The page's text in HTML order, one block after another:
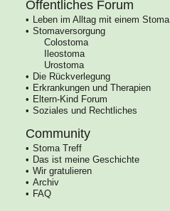
Öffentliches Forum
Leben im Alltag mit einem Stoma
Stomaversorgung
Colostoma
Ileostoma
Urostoma
Die Rückverlegung
Erkrankungen und Therapien
Eltern-Kind Forum
Soziales und Rechtliches
Community
Stoma Treff
Das ist meine Geschichte
Wir gratulieren
Archiv
FAQ